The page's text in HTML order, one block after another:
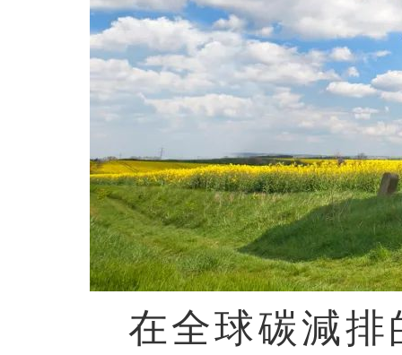
在全球碳減